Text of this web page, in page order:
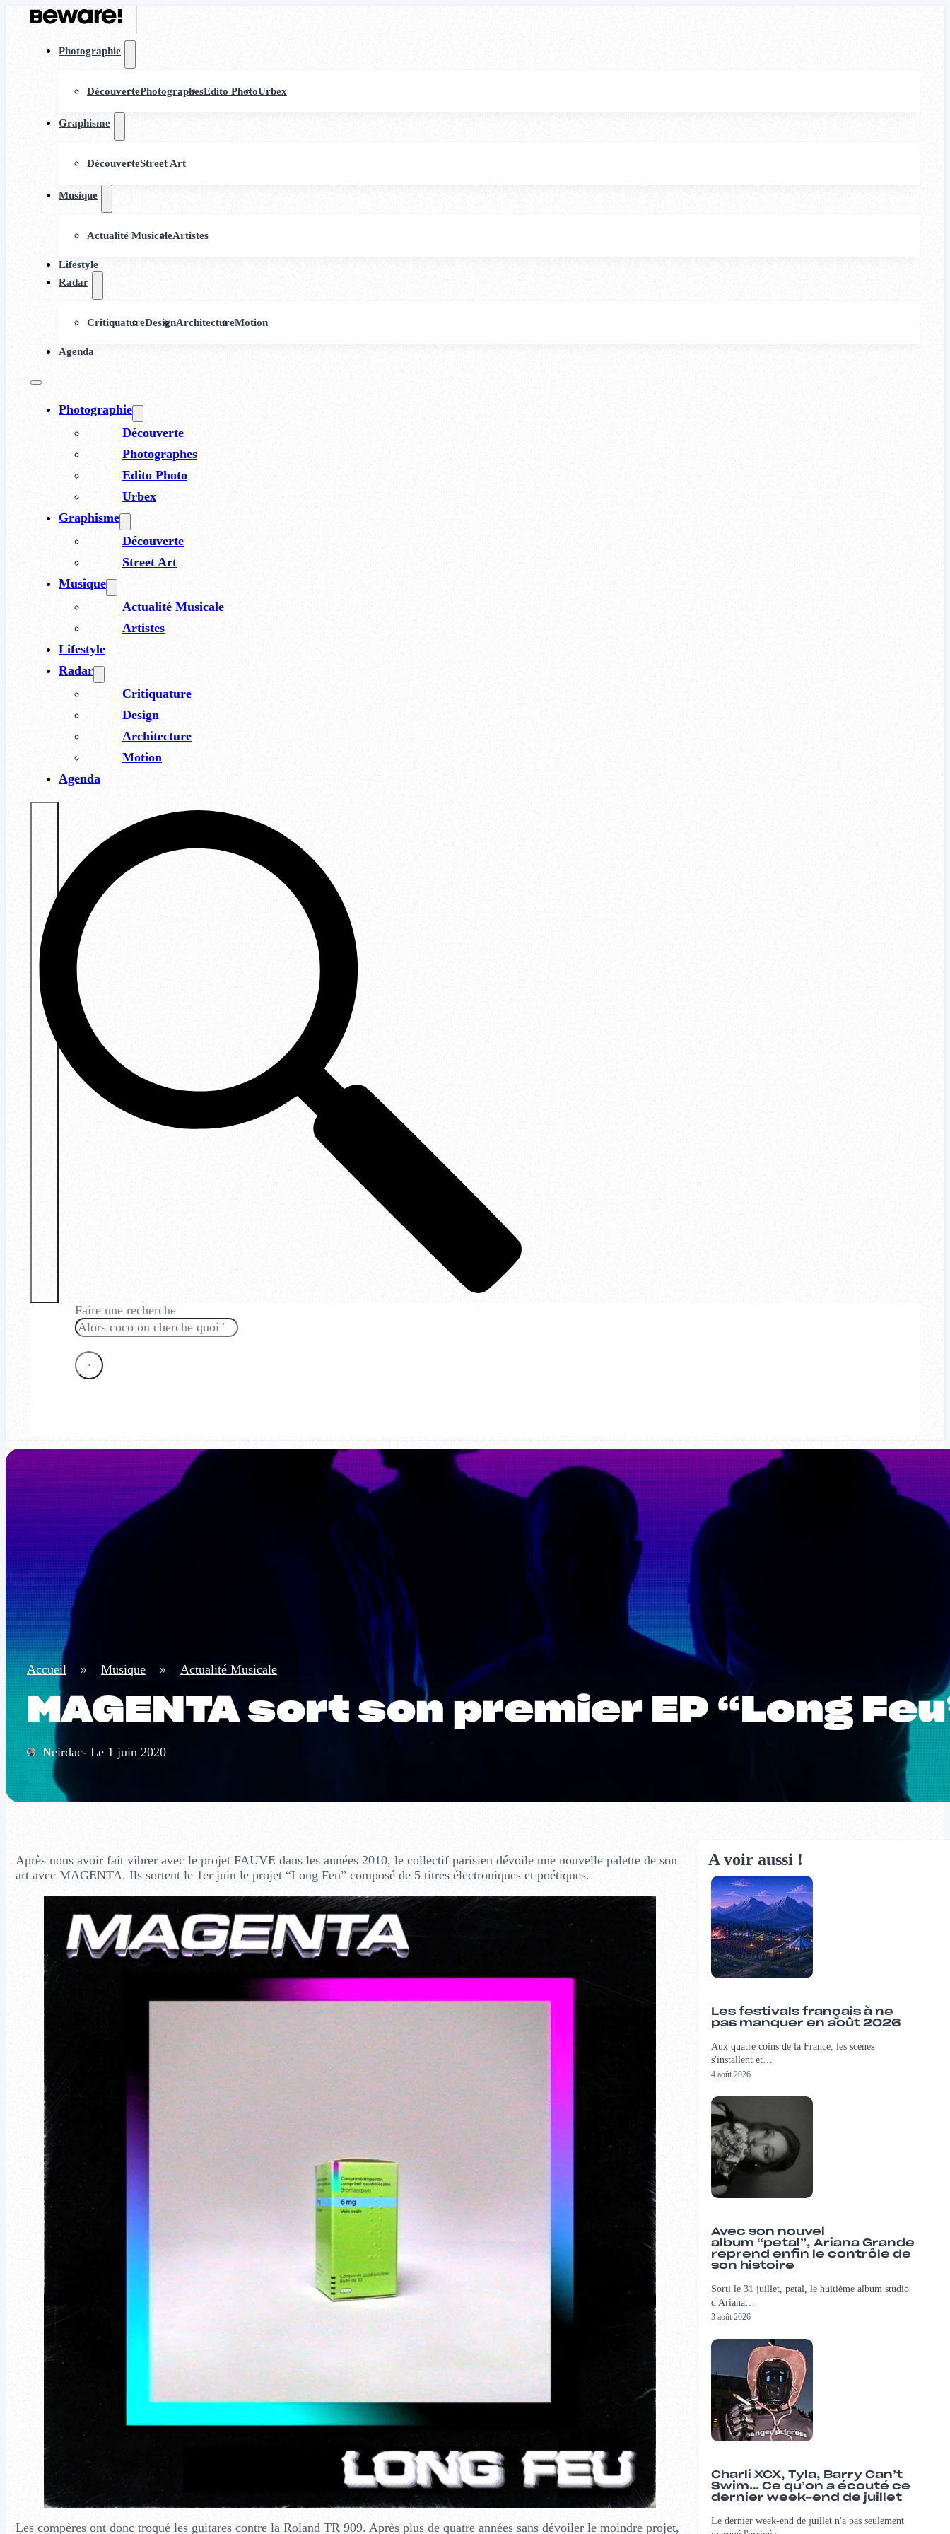
Photographie
DécouvertePhotographesEdito PhotoUrbex
Graphisme
DécouverteStreet Art
Musique
Actualité MusicaleArtistes
Lifestyle
Radar
CritiquatureDesignArchitectureMotion
Agenda
Photographie
Découverte
Photographes
Edito Photo
Urbex
Graphisme
Découverte
Street Art
Musique
Actualité Musicale
Artistes
Lifestyle
Radar
Critiquature
Design
Architecture
Motion
Agenda
Faire une recherche
Rechercher
×
Accueil » Musique » Actualité Musicale
MAGENTA sort son premier EP “Long
Neirdac- Le 1 juin 2020
Après nous avoir fait vibrer avec le projet FAUVE dans les années 2010, le collectif parisien dévoile une nouvelle palette de son
art avec MAGENTA. Ils sortent le 1er juin le projet “Long Feu” composé de 5 titres électroniques et poétiques.
Les compères ont donc troqué les guitares contre la Roland TR 909. Après plus de quatre années sans dévoiler le moindre projet,
A voir aussi !
Les festivals français à ne
pas manquer en août 2026
Aux quatre coins de la France, les scènes
s'installent et…
4 août 2026
Avec son nouvel
album “petal”, Ariana Grande
reprend enfin le contrôle de
son histoire
Sorti le 31 juillet, petal, le huitième album studio
d'Ariana…
3 août 2026
Charli XCX, Tyla, Barry Can’t
Swim… Ce qu’on a écouté ce
dernier week-end de juillet
Le dernier week-end de juillet n'a pas seulement